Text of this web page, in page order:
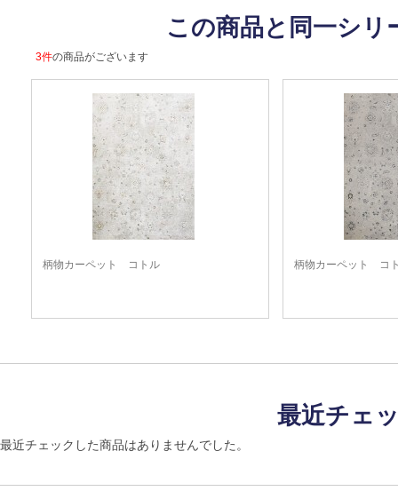
この商品と同一シ
3件の商品がございます
柄物カーペット コトル 柄物カーペット コ
最近チェ
最近チェックした商品はありませんでした。